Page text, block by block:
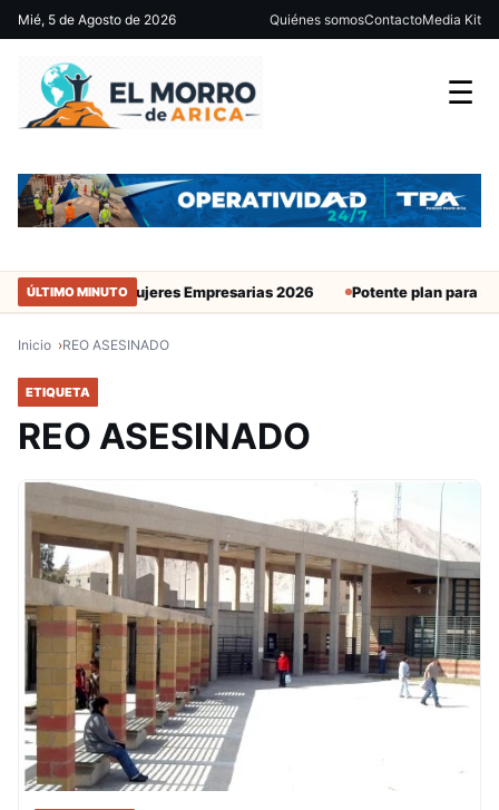
Mié, 5 de Agosto de 2026 Quiénes somosContactoMedia Kit
☰
ÚLTIMO MINUTO
Academia de Mujeres Empresarias 2026 Potente plan para
Inicio REO ASESINADO
ETIQUETA
REO ASESINADO